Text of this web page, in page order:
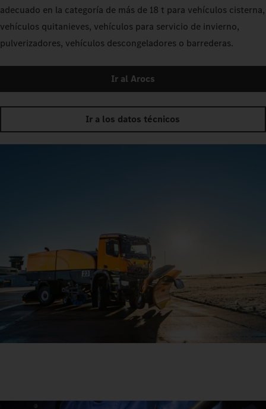
adecuado en la categoría de más de 18 t para vehículos cisterna,
vehículos quitanieves, vehículos para servicio de invierno,
pulverizadores, vehículos descongeladores o barrederas.
Ir al Arocs
Ir a los datos técnicos